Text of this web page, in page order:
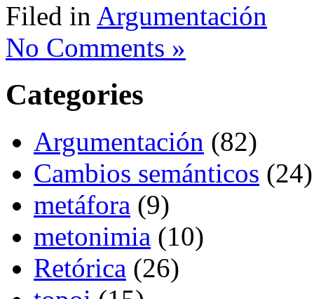
Filed in Argumentación
No Comments »
Categories
Argumentación (82)
Cambios semánticos (24)
metáfora (9)
metonimia (10)
Retórica (26)